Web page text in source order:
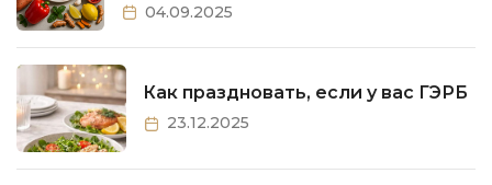
04.09.2025
Как праздновать, если у вас ГЭРБ
23.12.2025